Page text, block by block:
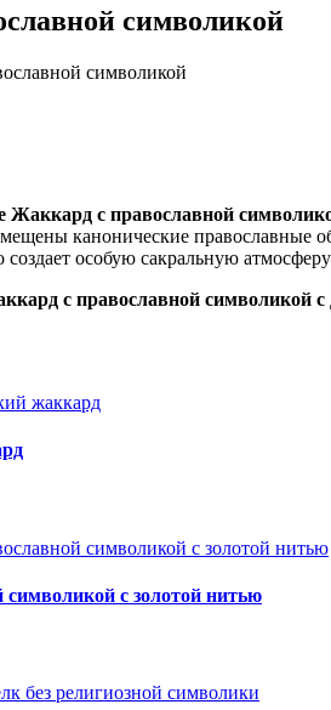
символикой
Жаккард с православной
канонические православные
особую сакральную
с православной символикой c
с золотой нитью